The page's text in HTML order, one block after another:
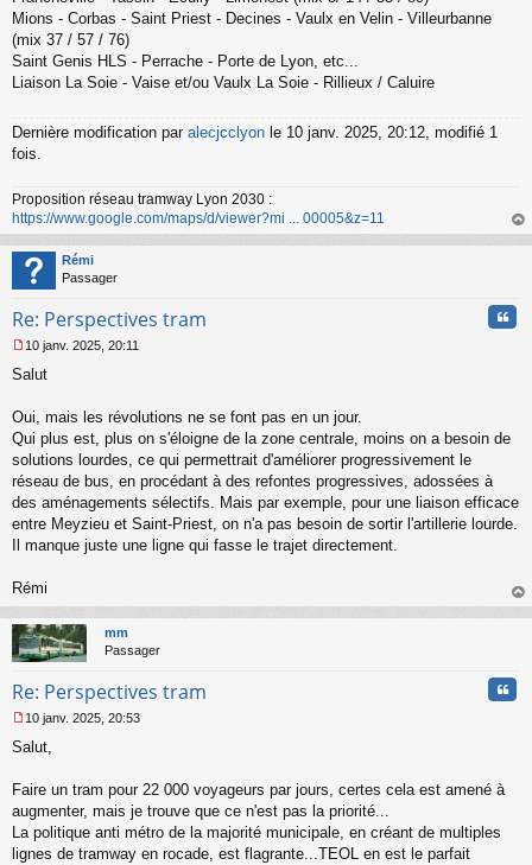
n
u
Mions - Corbas - Saint Priest - Decines - Vaulx en Velin - Villeurbanne
(mix 37 / 57 / 76)
Saint Genis HLS - Perrache - Porte de Lyon, etc...
Liaison La Soie - Vaise et/ou Vaulx La Soie - Rillieux / Caluire
Dernière modification par alecjcclyon le 10 janv. 2025, 20:12, modifié 1
fois.
Proposition réseau tramway Lyon 2030 :
https://www.google.com/maps/d/viewer?mi ... 00005&z=11
au
Rémi
Passager
Re: Perspectives tram
e
s
g
e
n
o
n
u
10 janv. 2025, 20:11
Salut
Oui, mais les révolutions ne se font pas en un jour.
Qui plus est, plus on s'éloigne de la zone centrale, moins on a besoin de
solutions lourdes, ce qui permettrait d'améliorer progressivement le
réseau de bus, en procédant à des refontes progressives, adossées à
des aménagements sélectifs. Mais par exemple, pour une liaison efficace
entre Meyzieu et Saint-Priest, on n'a pas besoin de sortir l'artillerie lourde.
Il manque juste une ligne qui fasse le trajet directement.
Rémi
au
mm
Passager
Re: Perspectives tram
e
s
g
e
n
10 janv. 2025, 20:53
Salut,
Faire un tram pour 22 000 voyageurs par jours, certes cela est amené à
augmenter, mais je trouve que ce n'est pas la priorité...
La politique anti métro de la majorité municipale, en créant de multiples
lignes de tramway en rocade, est flagrante...TEOL en est le parfait